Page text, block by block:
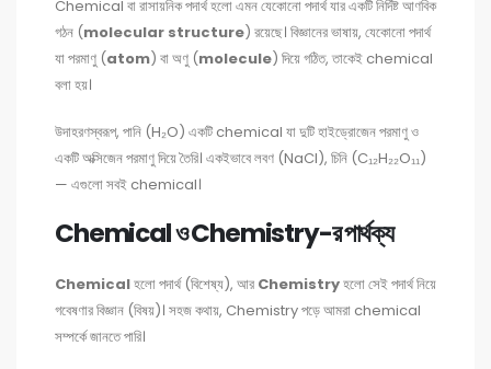
Chemical বা রাসায়নিক পদার্থ হলো এমন যেকোনো পদার্থ যার একটি নির্দিষ্ট আণবিক
গঠন (molecular structure) রয়েছে। বিজ্ঞানের ভাষায়, যেকোনো পদার্থ
যা পরমাণু (atom) বা অণু (molecule) দিয়ে গঠিত, তাকেই chemical
বলা হয়।
উদাহরণস্বরূপ, পানি (H₂O) একটি chemical যা দুটি হাইড্রোজেন পরমাণু ও
একটি অক্সিজেন পরমাণু দিয়ে তৈরি। একইভাবে লবণ (NaCl), চিনি (C₁₂H₂₂O₁₁)
— এগুলো সবই chemical।
Chemical ও Chemistry-র পার্থক্য
Chemicalহলো পদার্থ (বিশেষ্য), আর Chemistryহলো সেই পদার্থ নিয়ে
গবেষণার বিজ্ঞান (বিষয়)। সহজ কথায়, Chemistry পড়ে আমরা chemical
সম্পর্কে জানতে পারি।